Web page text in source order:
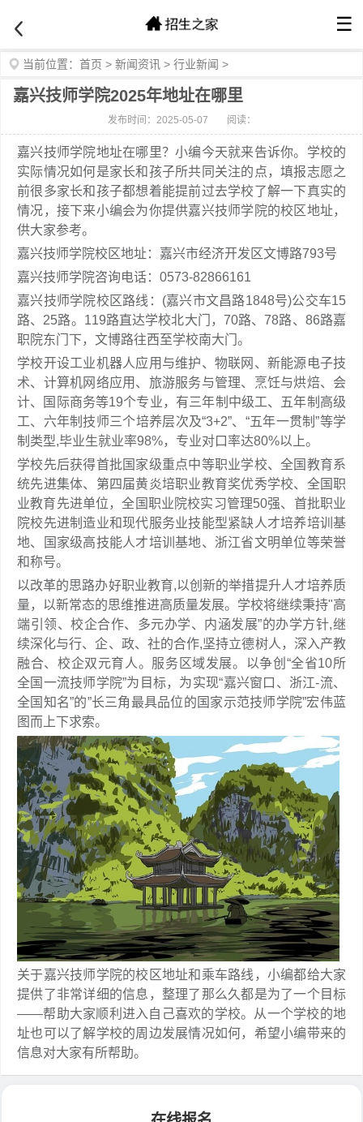
☰
当前位置： 首页 > 新闻资讯 > 行业新闻 >
嘉兴技师学院2025年地址在哪里
发布时间：2025-05-07 阅读：
嘉兴技师学院地址在哪里？小编今天就来告诉你。学校的
实际情况如何是家长和孩子所共同关注的点，填报志愿之
前很多家长和孩子都想着能提前过去学校了解一下真实的
情况，接下来小编会为你提供嘉兴技师学院的校区地址，
供大家参考。
嘉兴技师学院校区地址：嘉兴市经济开发区文博路793号
嘉兴技师学院咨询电话：0573-82866161
嘉兴技师学院校区路线：(嘉兴市文昌路1848号)公交车15
路、25路。119路直达学校北大门，70路、78路、86路嘉
职院东门下，文博路往西至学校南大门。
学校开设工业机器人应用与维护、物联网、新能源电子技
术、计算机网络应用、旅游服务与管理、烹饪与烘焙、会
计、国际商务等19个专业，有三年制中级工、五年制高级
工、六年制技师三个培养层次及“3+2”、“五年一贯制”等学
制类型,毕业生就业率98%，专业对口率达80%以上。
学校先后获得首批国家级重点中等职业学校、全国教育系
统先进集体、第四届黄炎培职业教育奖优秀学校、全国职
业教育先进单位，全国职业院校实习管理50强、首批职业
院校先进制造业和现代服务业技能型紧缺人才培养培训基
地、国家级高技能人才培训基地、浙江省文明单位等荣誉
和称号。
以改革的思路办好职业教育,以创新的举措提升人才培养质
量，以新常态的思维推进高质量发展。学校将继续秉持"高
端引领、校企合作、多元办学、内涵发展”的办学方针,继
续深化与行、企、政、社的合作,坚持立德树人，深入产教
融合、校企双元育人。服务区域发展。以争创“全省10所
全国一流技师学院”为目标，为实现“嘉兴窗口、浙江-流、
全国知名”的”长三角最具品位的国家示范技师学院”宏伟蓝
图而上下求索。
关于嘉兴技师学院的校区地址和乘车路线，小编都给大家
提供了非常详细的信息，整理了那么久都是为了一个目标
——帮助大家顺利进入自己喜欢的学校。从一个学校的地
址也可以了解学校的周边发展情况如何，希望小编带来的
信息对大家有所帮助。